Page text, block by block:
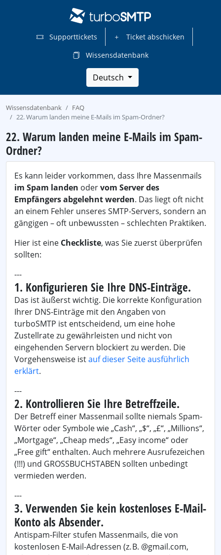
Supporttickets
Ticket abschicken
Wissensdatenbank
Deutsch
Wissensdatenbank
FAQ
22. Warum landen meine E-Mails im Spam-Ordner?
22. Warum landen meine E-Mails im Spam-
Ordner?
Es kann leider vorkommen, dass Ihre Massenmails
im Spam landen odervom Server des
Empfängers abgelehnt werden. Das liegt oft nicht
an einem Fehler unseres SMTP-Servers, sondern an
gängigen – oft unbewussten – schlechten Praktiken.
Hier ist eine Checkliste, was Sie zuerst überprüfen
sollten:
---
1. Konfigurieren Sie Ihre DNS-Einträge.
Das ist äußerst wichtig. Die korrekte Konfiguration
Ihrer DNS-Einträge mit den Angaben von
turboSMTP ist entscheidend, um eine hohe
Zustellrate zu gewährleisten und nicht von
eingehenden Servern blockiert zu werden. Die
Vorgehensweise istauf dieser Seite ausführlich
erklärt.
---
2. Kontrollieren Sie Ihre Betreffzeile.
Der Betreff einer Massenmail sollte niemals Spam-
Wörter oder Symbole wie „Cash“, „$“, „£“, „Millions“,
„Mortgage“, „Cheap meds“, „Easy income“ oder
„Free gift“ enthalten. Auch mehrere Ausrufezeichen
(!!!) und GROSSBUCHSTABEN sollten unbedingt
vermieden werden.
---
3. Verwenden Sie kein kostenloses E-Mail-
Konto als Absender.
Antispam-Filter stufen Massenmails, die von
kostenlosen E-Mail-Adressen (z. B. @gmail.com,